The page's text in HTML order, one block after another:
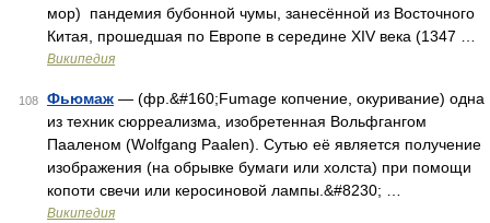
мор) пандемия бубонной чумы, занесённой из Восточного
Китая, прошедшая по Европе в середине XIV века (1347 …
Википедия
108 Фьюмаж — (фр.&#160;Fumage копчение, окуривание) одна
из техник сюрреализма, изобретенная Вольфгангом
Пааленом (Wolfgang Paalen). Сутью её является получение
изображения (на обрывке бумаги или холста) при помощи
копоти свечи или керосиновой лампы.&#8230; …
Википедия